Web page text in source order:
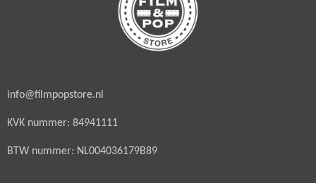
info@filmpopstore.nl
KVK nummer: 84941111
BTW nummer: NL004036179B89